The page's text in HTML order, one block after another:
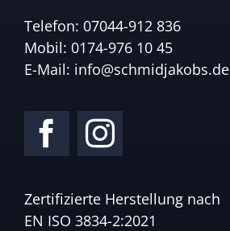
Telefon: 07044-912 836
Mobil: 0174-976 10 45
E-Mail: info@schmidjakobs.de
Zertifizierte Herstellung nach
EN ISO 3834-2:2021